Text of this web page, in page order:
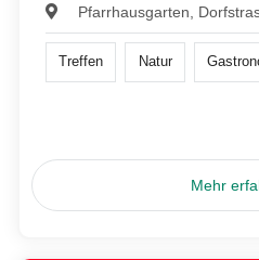
Pfarrhausgarten,
Treffen Natur
Mehr